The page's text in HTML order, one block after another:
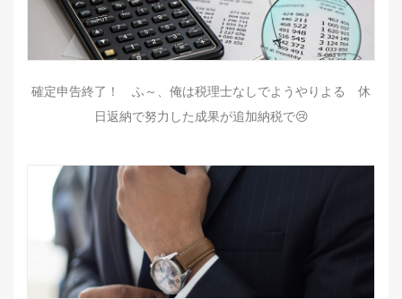
確定申告終了！ ふ～、俺は税理士なしでようやりよる 休
日返納で努力した成果が追加納税で😢